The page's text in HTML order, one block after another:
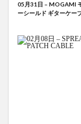
05月31日 – MOGAMI
ーシールド ギターケー